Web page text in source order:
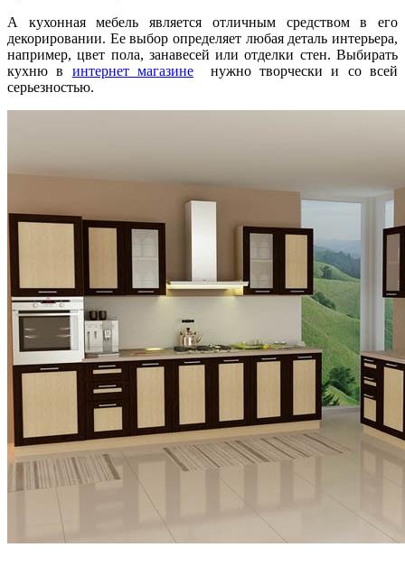
А кухонная мебель является отличным средством в его
декорировании. Ее выбор определяет любая деталь интерьера,
например, цвет пола, занавесей или отделки стен. Выбирать
кухню в интернет магазине нужно творчески и со всей
серьезностью.